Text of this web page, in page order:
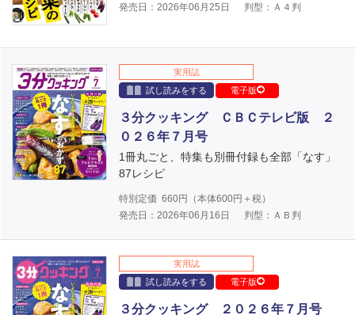
発売日：2026年06月25日
判型：Ａ４判
実用誌
試し読みをする
電子版
３分クッキング ＣＢＣテレビ版 ２
０２６年７月号
1冊丸ごと、特集も別冊付録も全部「なす」
87レシピ
特別定価 660円（本体600円＋税）
発売日：2026年06月16日
判型：ＡＢ判
実用誌
試し読みをする
電子版
３分クッキング ２０２６年７月号